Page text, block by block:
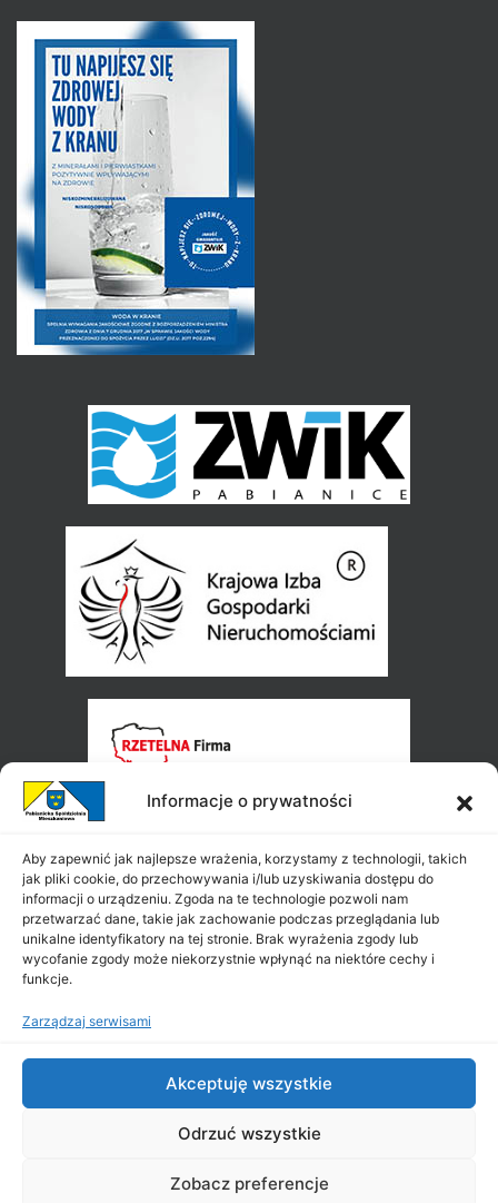
Informacje o prywatności
Aby zapewnić jak najlepsze wrażenia, korzystamy z technologii, takich
jak pliki cookie, do przechowywania i/lub uzyskiwania dostępu do
informacji o urządzeniu. Zgoda na te technologie pozwoli nam
przetwarzać dane, takie jak zachowanie podczas przeglądania lub
unikalne identyfikatory na tej stronie. Brak wyrażenia zgody lub
wycofanie zgody może niekorzystnie wpłynąć na niektóre cechy i
funkcje.
Zarządzaj serwisami
Akceptuję wszystkie
Odrzuć wszystkie
Zobacz preferencje
2026 | All Rights Reserved